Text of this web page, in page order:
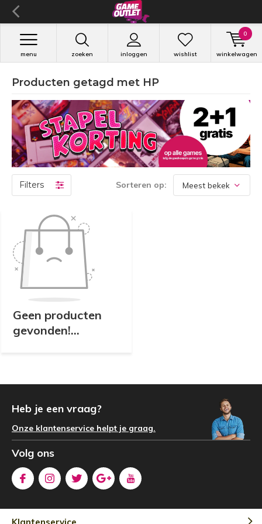
zoeken inloggen
menu wishlist winkelwagen
0
Producten getagd met HP
Filters Sorteren op:
Geen producten
gevonden!...
Heb je een vraag?
Onze klantenservice helpt je graag.
Volg ons